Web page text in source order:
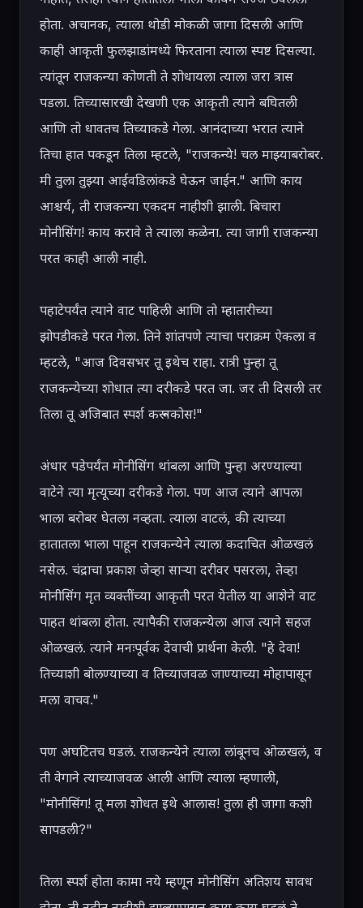
होता. अचानक, त्याला थोडी मोकळी जागा दिसली आणि
काही आकृती फुलझाडांमध्ये फिरताना त्याला स्पष्ट दिसल्या.
त्यांतून राजकन्या कोणती ते शोधायला त्याला जरा त्रास
पडला. तिच्यासारखी देखणी एक आकृती त्याने बघितली
आणि तो धावतच तिच्याकडे गेला. आनंदाच्या भरात त्याने
तिचा हात पकडून तिला म्हटले, "राजकन्ये! चल माझ्याबरोबर.
मी तुला तुझ्या आईवडिलांकडे घेऊन जाईन." आणि काय
आश्चर्य, ती राजकन्या एकदम नाहीशी झाली. बिचारा
मोनीसिंग! काय करावे ते त्याला कळेना. त्या जागी राजकन्या
परत काही आली नाही.
पहाटेपर्यंत त्याने वाट पाहिली आणि तो म्हातारीच्या
झोपडीकडे परत गेला. तिने शांतपणे त्याचा पराक्रम ऐकला व
म्हटले, "आज दिवसभर तू इथेच राहा. रात्री पुन्हा तू
राजकन्येच्या शोधात त्या दरीकडे परत जा. जर ती दिसली तर
तिला तू अजिबात स्पर्श करू नकोस!"
अंधार पडेपर्यंत मोनीसिंग थांबला आणि पुन्हा अरण्याल्या
वाटेने त्या मृत्यूच्या दरीकडे गेला. पण आज त्याने आपला
भाला बरोबर घेतला नव्हता. त्याला वाटलं, की त्याच्या
हातातला भाला पाहून राजकन्येने त्याला कदाचित ओळखलं
नसेल. चंद्राचा प्रकाश जेव्हा साऱ्या दरीवर पसरला, तेव्हा
मोनीसिंग मृत व्यक्तींच्या आकृती परत येतील या आशेने वाट
पाहत थांबला होता. त्यापैकी राजकन्येला आज त्याने सहज
ओळखलं. त्याने मनःपूर्वक देवाची प्रार्थना केली. "हे देवा!
तिच्याशी बोलण्याच्या व तिच्याजवळ जाण्याच्या मोहापासून
मला वाचव."
पण अघटितच घडलं. राजकन्येने त्याला लांबूनच ओळखलं, व
ती वेगाने त्याच्याजवळ आली आणि त्याला म्हणाली,
"मोनीसिंग! तू मला शोधत इथे आलास! तुला ही जागा कशी
सापडली?"
तिला स्पर्श होता कामा नये म्हणून मोनीसिंग अतिशय सावध